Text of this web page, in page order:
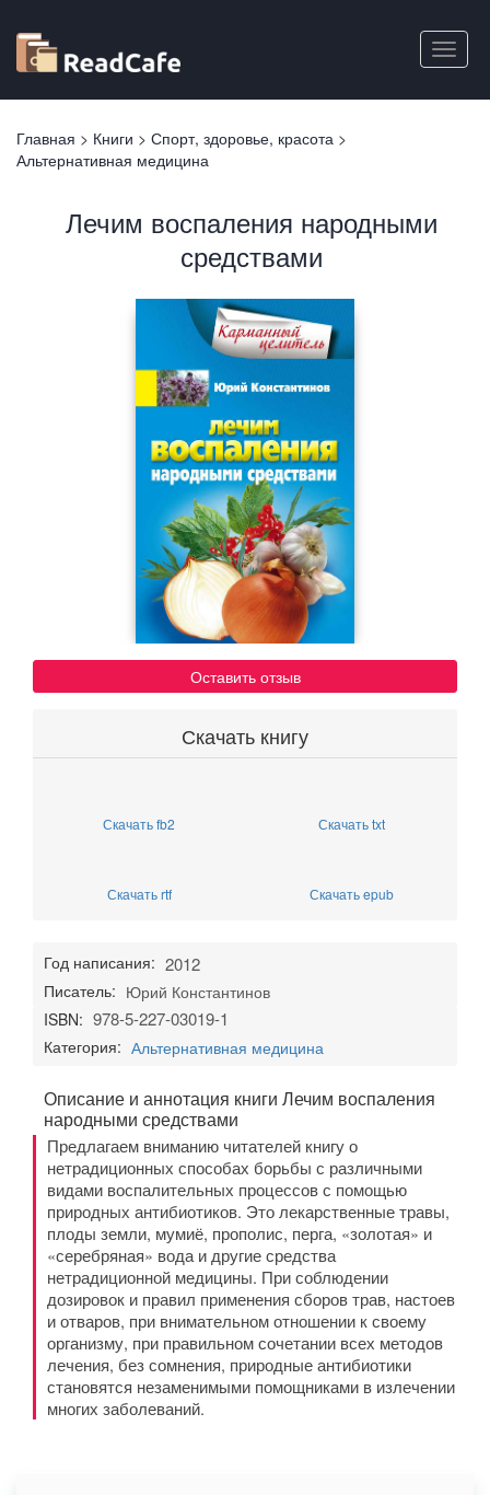
основному
содержанию
Toggle
Вы
здесь
Главная > Книги > Спорт, здоровье, красота >
Альтернативная медицина
Лечим воспаления народными
средствами
Оставить отзыв
Скачать книгу
Скачать fb2 Скачать txt
Скачать rtf Скачать epub
Год написания: 2012
Писатель: Юрий Константинов
ISBN: 978-5-227-03019-1
Категория: Альтернативная медицина
Описание и аннотация книги Лечим воспаления
народными средствами
Предлагаем вниманию читателей книгу о
нетрадиционных способах борьбы с различными
видами воспалительных процессов с помощью
природных антибиотиков. Это лекарственные травы,
плоды земли, мумиё, прополис, перга, «золотая» и
«серебряная» вода и другие средства
нетрадиционной медицины. При соблюдении
дозировок и правил применения сборов трав, настоев
и отваров, при внимательном отношении к своему
организму, при правильном сочетании всех методов
лечения, без сомнения, природные антибиотики
становятся незаменимыми помощниками в излечении
многих заболеваний.